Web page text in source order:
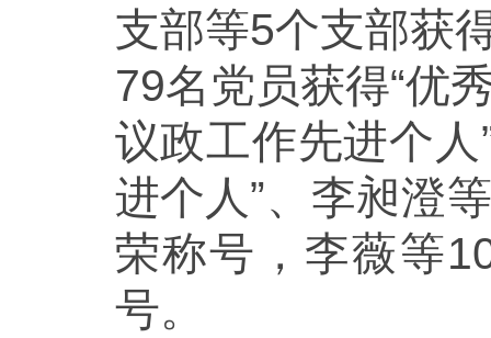
支部等5个支部获
79名党员获得“优
议政工作先进个
进个人”、李昶澄
荣称号，李薇等
号。